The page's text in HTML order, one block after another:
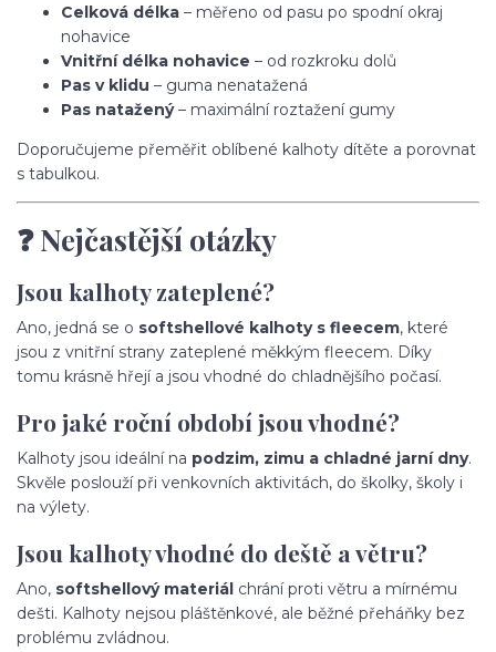
Celková délka – měřeno od pasu po spodní okraj
nohavice
Vnitřní délka nohavice – od rozkroku dolů
Pas v klidu – guma nenatažená
Pas natažený– maximální roztažení gumy
Doporučujeme přeměřit oblíbené kalhoty dítěte a porovnat
s tabulkou.
❓ Nejčastější otázky
Jsou kalhoty zateplené?
Ano, jedná se o softshellové kalhoty s fleecem, které
jsou z vnitřní strany zateplené měkkým fleecem. Díky
tomu krásně hřejí a jsou vhodné do chladnějšího počasí.
Pro jaké roční období jsou vhodné?
Kalhoty jsou ideální na podzim, zimu a chladné jarní dny.
Skvěle poslouží při venkovních aktivitách, do školky, školy i
na výlety.
Jsou kalhoty vhodné do deště a větru?
Ano, softshellový materiál chrání proti větru a mírnému
dešti. Kalhoty nejsou pláštěnkové, ale běžné přeháňky bez
problému zvládnou.